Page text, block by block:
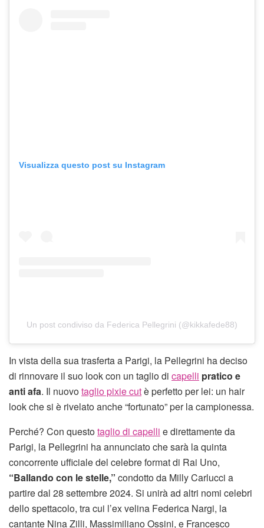
Visualizza questo post su Instagram
Un post condiviso da Federica Pellegrini (@kikkafede88)
In vista della sua trasferta a Parigi, la Pellegrini ha deciso
di rinnovare il suo look con un taglio di capelli pratico e
anti afa. Il nuovotaglio pixie cutè perfetto per lei: un hair
look che si è rivelato anche “fortunato” per la campionessa.
Perché? Con questotaglio di capelli e direttamente da
Parigi, la Pellegrini ha annunciato che sarà la quinta
concorrente ufficiale del celebre format di Rai Uno,
“Ballando con le stelle,” condotto da Milly Carlucci a
partire dal 28 settembre 2024. Si unirà ad altri nomi celebri
dello spettacolo, tra cui l’ex velina Federica Nargi, la
cantante Nina Zilli, Massimiliano Ossini, e Francesco